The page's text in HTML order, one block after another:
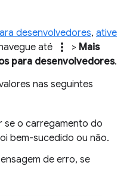
desenvolvedores, ative
até more_vert > Mais
para desenvolvedores.
nas seguintes
se o carregamento do
bem-sucedido ou não.
de erro, se